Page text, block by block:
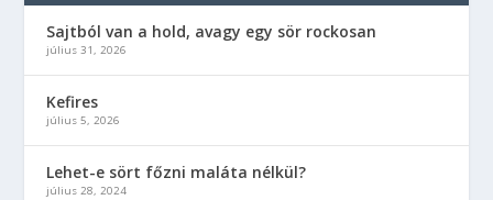
Sajtból van a hold, avagy egy sör rockosan
július 31, 2026
Kefires
július 5, 2026
Lehet-e sört főzni maláta nélkül?
július 28, 2024